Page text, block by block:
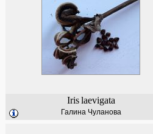
Iris laevigata
Галина Чуланова